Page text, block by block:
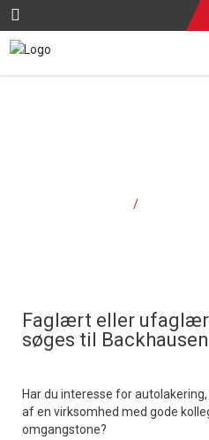
/
Faglært eller
søges til
Har du interesse for
af en virksomhed med gode
omgangstone?